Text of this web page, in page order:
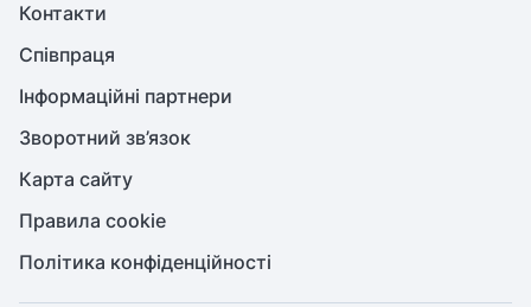
Контакти
Співпраця
Інформаційні партнери
Зворотний зв’язок
Карта сайту
Правила cookie
Політика конфіденційності